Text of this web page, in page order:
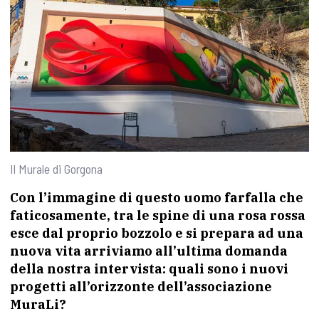
Il Murale di Gorgona
Con l’immagine di questo uomo farfalla che
faticosamente, tra le spine di una rosa rossa
esce dal proprio bozzolo e si prepara ad una
nuova vita arriviamo all’ultima domanda
della nostra intervista: quali sono i nuovi
progetti all’orizzonte dell’associazione
MuraLi?